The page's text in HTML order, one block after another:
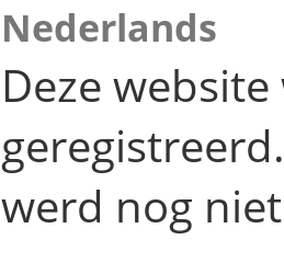
Nederlands
Deze
werd nog